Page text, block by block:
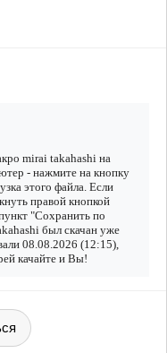
mirai takahashi на
- нажмите на кнопку
этого файла. Если
правой кнопкой
"Сохранить по
был скачан уже
08.08.2026 (12:15),
качайте и Вы!